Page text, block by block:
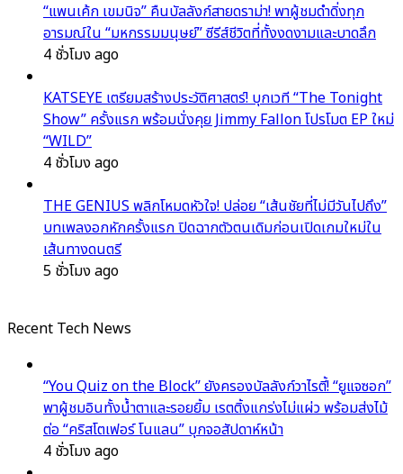
“แพนเค้ก เขมนิจ” คืนบัลลังก์สายดราม่า! พาผู้ชมดำดิ่งทุก
อารมณ์ใน “มหกรรมมนุษย์” ซีรีส์ชีวิตที่ทั้งงดงามและบาดลึก
4 ชั่วโมง ago
KATSEYE เตรียมสร้างประวัติศาสตร์! บุกเวที “The Tonight
Show” ครั้งแรก พร้อมนั่งคุย Jimmy Fallon โปรโมต EP ใหม่
“WILD”
4 ชั่วโมง ago
THE GENIUS พลิกโหมดหัวใจ! ปล่อย “เส้นชัยที่ไม่มีวันไปถึง”
บทเพลงอกหักครั้งแรก ปิดฉากตัวตนเดิมก่อนเปิดเกมใหม่ใน
เส้นทางดนตรี
5 ชั่วโมง ago
Recent Tech News
“You Quiz on the Block” ยังครองบัลลังก์วาไรตี้! “ยูแจซอก”
พาผู้ชมอินทั้งน้ำตาและรอยยิ้ม เรตติ้งแกร่งไม่แผ่ว พร้อมส่งไม้
ต่อ “คริสโตเฟอร์ โนแลน” บุกจอสัปดาห์หน้า
4 ชั่วโมง ago